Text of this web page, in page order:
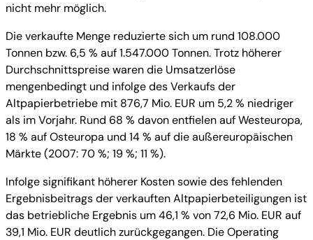
nicht mehr möglich.
Die verkaufte Menge reduzierte sich um rund 108.000
Tonnen bzw. 6,5 % auf 1.547.000 Tonnen. Trotz höherer
Durchschnittspreise waren die Umsatzerlöse
mengenbedingt und infolge des Verkaufs der
Altpapierbetriebe mit 876,7 Mio. EUR um 5,2 % niedriger
als im Vorjahr. Rund 68 % davon entfielen auf Westeuropa,
18 % auf Osteuropa und 14 % auf die außereuropäischen
Märkte (2007: 70 %; 19 %; 11 %).
Infolge signifikant höherer Kosten sowie des fehlenden
Ergebnisbeitrags der verkauften Altpapierbeteiligungen ist
das betriebliche Ergebnis um 46,1 % von 72,6 Mio. EUR auf
39,1 Mio. EUR deutlich zurückgegangen. Die Operating